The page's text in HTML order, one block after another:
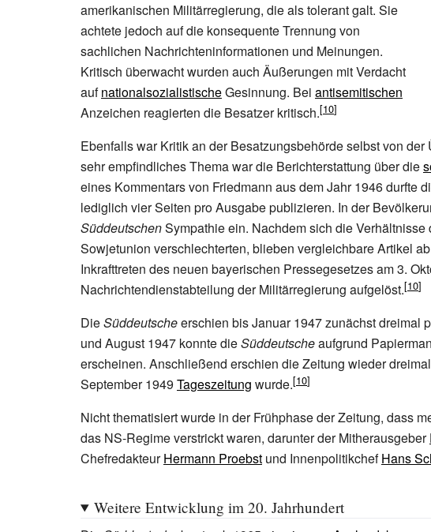
amerikanischen Militärregierung, die als tolerant galt. Sie
achtete jedoch auf die konsequente Trennung von
sachlichen Nachrichteninformationen und Meinungen.
Kritisch überwacht wurden auch Äußerungen mit Verdacht
aufnationalsozialistischeGesinnung. Bei antisemitischen
Anzeichen reagierten die Besatzer kritisch.
Ebenfalls war Kritik an der Besatzungsbehörde selbst von
sehr empfindliches Thema war die Berichterstattung über die
eines Kommentars von Friedmann aus dem Jahr 1946 durfte
lediglich vier Seiten pro Ausgabe publizieren. In der
SüddeutschenSympathie ein. Nachdem sich die
Sowjetunion verschlechterten, blieben vergleichbare Artikel
Inkrafttreten des neuen bayerischen Pressegesetzes am 3.
Nachrichtendienstabteilung der Militärregierung aufgelöst.
DieSüddeutscheerschien bis Januar 1947 zunächst dreimal
und August 1947 konnte dieSüddeutscheaufgrund
erscheinen. Anschließend erschien die Zeitung wieder
September 1949 Tageszeitung wurde.
Nicht thematisiert wurde in der Frühphase der Zeitung, dass
das NS-Regime verstrickt waren, darunter der Mitherausgeber
ChefredakteurHermann Proebst und InnenpolitikchefHans
Weitere Entwicklung im 20. Jahrhundert